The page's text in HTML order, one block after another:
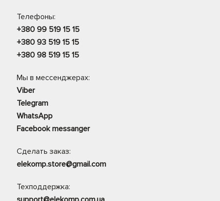
Телефоны:
+380 99 519 15 15
+380 93 519 15 15
+380 98 519 15 15
Мы в мессенджерах:
Viber
Telegram
WhatsApp
Facebook messanger
Сделать заказ:
elekomp.store@gmail.com
Техподдержка: